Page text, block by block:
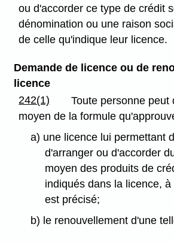
ou d'accorder ce type de crédit
dénomination ou une raison
de celle qu'indique leur licence.
Demande de licence ou de
licence
242(1)
Toute personne peut
moyen de la formule
a) une licence lui permettant
d'arranger ou d'accorder
moyen des produits de
indiqués dans la licence,
est précisé;
b) le renouvellement d'une